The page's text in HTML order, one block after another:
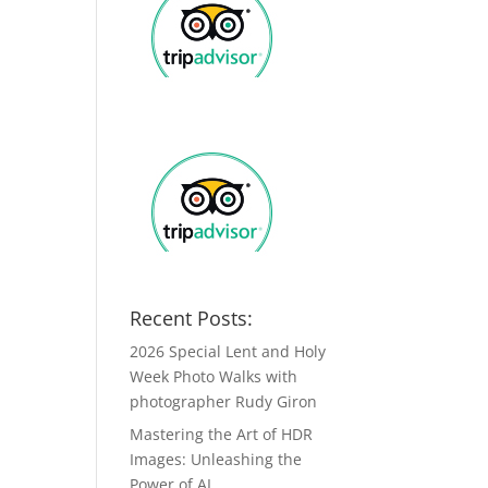
Recent Posts:
2026 Special Lent and Holy
Week Photo Walks with
photographer Rudy Giron
Mastering the Art of HDR
Images: Unleashing the